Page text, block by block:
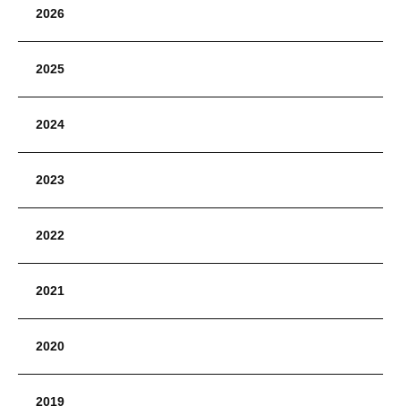
2026
2025
2024
2023
2022
2021
2020
2019